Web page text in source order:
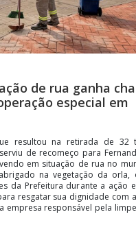
de rua ganha
especial em
resultou na retirada de 32
de recomeço para
em situação de rua no
na vegetação da orla,
da Prefeitura durante a ação
resgatar sua dignidade com
empresa responsável pela